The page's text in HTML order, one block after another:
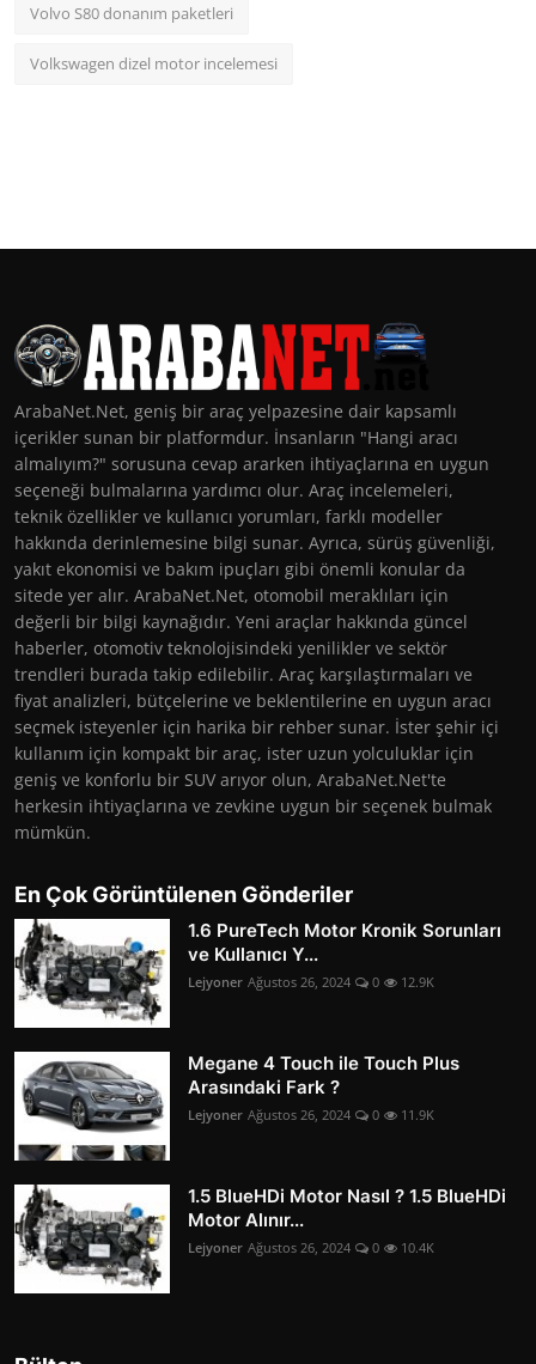
Volvo S80 donanım paketleri
Volkswagen dizel motor incelemesi
ArabaNet.Net, geniş bir araç yelpazesine dair kapsamlı
içerikler sunan bir platformdur. İnsanların "Hangi aracı
almalıyım?" sorusuna cevap ararken ihtiyaçlarına en uygun
seçeneği bulmalarına yardımcı olur. Araç incelemeleri,
teknik özellikler ve kullanıcı yorumları, farklı modeller
hakkında derinlemesine bilgi sunar. Ayrıca, sürüş güvenliği,
yakıt ekonomisi ve bakım ipuçları gibi önemli konular da
sitede yer alır. ArabaNet.Net, otomobil meraklıları için
değerli bir bilgi kaynağıdır. Yeni araçlar hakkında güncel
haberler, otomotiv teknolojisindeki yenilikler ve sektör
trendleri burada takip edilebilir. Araç karşılaştırmaları ve
fiyat analizleri, bütçelerine ve beklentilerine en uygun aracı
seçmek isteyenler için harika bir rehber sunar. İster şehir içi
kullanım için kompakt bir araç, ister uzun yolculuklar için
geniş ve konforlu bir SUV arıyor olun, ArabaNet.Net'te
herkesin ihtiyaçlarına ve zevkine uygun bir seçenek bulmak
mümkün.
En Çok Görüntülenen Gönderiler
1.6 PureTech Motor Kronik Sorunları
ve Kullanıcı Y...
Lejyoner Ağustos 26, 2024 0 12.9K
Megane 4 Touch ile Touch Plus
Arasındaki Fark ?
Lejyoner Ağustos 26, 2024 0 11.9K
1.5 BlueHDi Motor Nasıl ? 1.5 BlueHDi
Motor Alınır...
Lejyoner Ağustos 26, 2024 0 10.4K